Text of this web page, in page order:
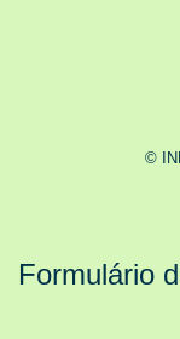
©
Formulário